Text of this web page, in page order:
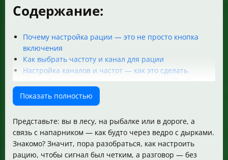
Содержание:
Почему настройка рации — это не просто кнопка
включения
Как выбрать частоту и канал для рации
Настройка каналов и частот — как это сделать
Антенна — сердце радиостанции
Дополнительные функции для удобства и
Практический пример настройки портативной рации
Что делать, если не получается настроить рацию
Итог
Показать полностью
Представьте: вы в лесу, на рыбалке или в дороге, а
связь с напарником — как будто через ведро с дырками.
Знакомо? Значит, пора разобраться, как настроить
рацию, чтобы сигнал был четким, а разговор — без